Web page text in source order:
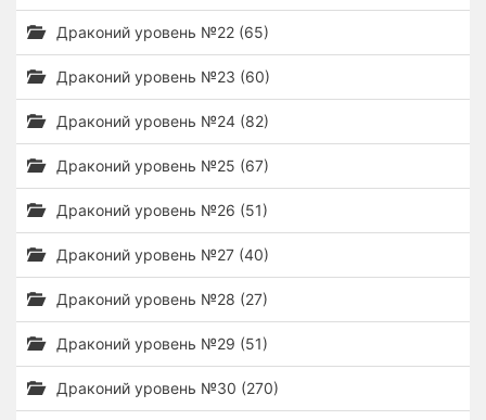
Драконий уровень №22 (65)
Драконий уровень №23 (60)
Драконий уровень №24 (82)
Драконий уровень №25 (67)
Драконий уровень №26 (51)
Драконий уровень №27 (40)
Драконий уровень №28 (27)
Драконий уровень №29 (51)
Драконий уровень №30 (270)